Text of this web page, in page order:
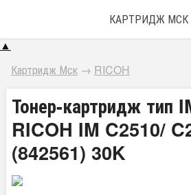
КАРТРИДЖ МСК
▲
Картридж Мск → RICOH
Тонер-картридж тип
RICOH IM C2510/
(842561) 30K